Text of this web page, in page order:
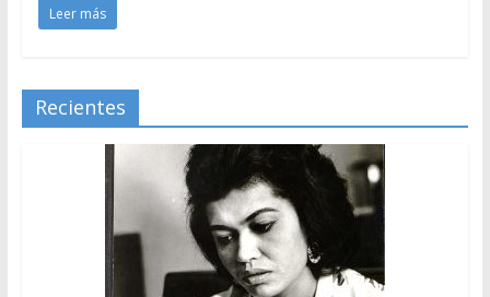
Leer más
Recientes